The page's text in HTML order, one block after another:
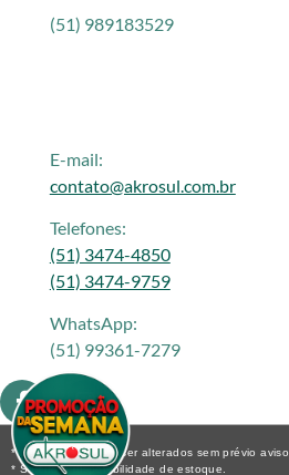
(51) 989183529
E-mail:
contato@akrosul.com.br
Telefones:
(51) 3474-4850
(51) 3474-9759
WhatsApp:
(51) 99361-7279
* Os preços podem ser alterados sem prévio aviso.
* Sujeito a disponibilidade de estoque.